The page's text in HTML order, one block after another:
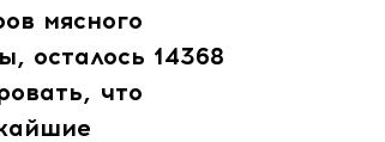
мясного
осталось 14368
что